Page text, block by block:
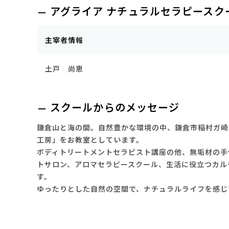
アグライア ナチュラルセラピース
主宰者情報
土戸 尚恵
スクールからのメッセージ
鎌倉山と海の間。自然豊かな環境の中、鎌倉市稲村ガ
工房」をお教室としています。
ボディトリートメントセラピスト講座の他、無垢材の
トサロン、アロマセラピースクール、生活に役立つカ
す。
ゆったりとした自然の空間で、ナチュラルライフを感